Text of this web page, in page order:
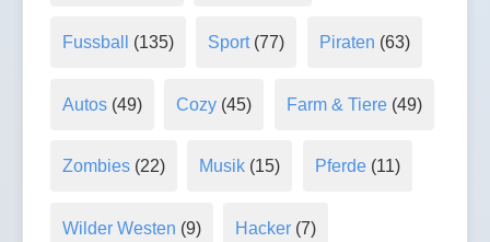
Fussball (135) Sport(77) Piraten (63)
Autos(49) Cozy (45) Farm & Tiere(49)
Zombies(22) Musik (15) Pferde(11)
Wilder Westen (9) Hacker (7)